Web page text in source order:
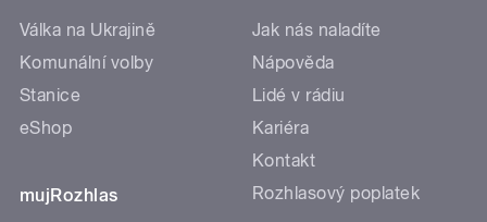
Válka na Ukrajině
Komunální volby
Stanice
eShop
mujRozhlas
Jak nás naladíte
Nápověda
Lidé v rádiu
Kariéra
Kontakt
Rozhlasový poplatek